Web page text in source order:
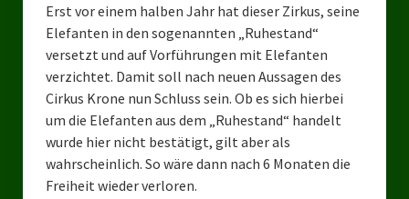
Kreisverband Gelsenkirchen
Kreisverband Oberhausen
Landesverbände
Landesverband Nordrhein-Westfalen
Erst vor einem halben Jahr hat dieser Zirkus, seine
Elefanten in den sogenannten „Ruhestand“
versetzt und auf Vorführungen mit Elefanten
verzichtet. Damit soll nach neuen Aussagen des
Cirkus Krone nun Schluss sein. Ob es sich hierbei
um die Elefanten aus dem „Ruhestand“ handelt
wurde hier nicht bestätigt, gilt aber als
wahrscheinlich. So wäre dann nach 6 Monaten die
Freiheit wieder verloren.